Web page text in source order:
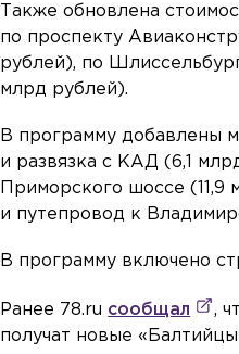
Также обновлена
по проспекту
рублей), по
млрд рублей).
В программу добавлены
и развязка с КАД (6,1
Приморского шоссе (11,9
и путепровод к
В программу включено
Ранее 78.ru сообщал
,
получат новые